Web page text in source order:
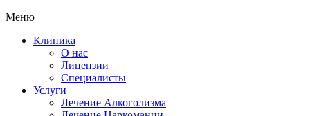
Меню
Клиника
О нас
Лицензии
Специалисты
Услуги
Лечение Алкоголизма